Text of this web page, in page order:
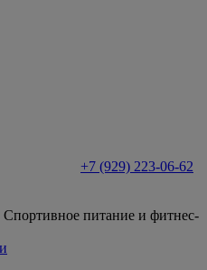
+7 (929) 223-06-62
питание и фитнес-